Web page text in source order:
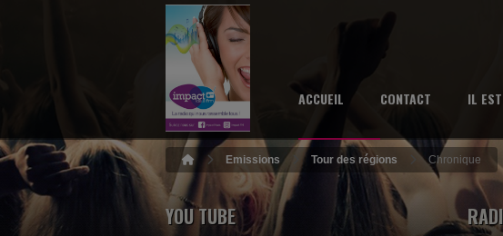
ACCUEIL CONTACT IL
Emissions Tour des régions Chronique
YOU TUBE